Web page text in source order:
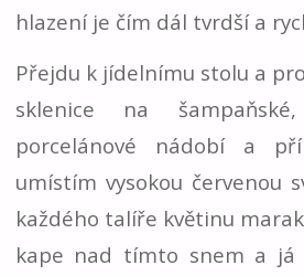
hlazení je čím dál tvrdší a
Přejdu k jídelnímu stolu a
sklenice na
porcelánové nádobí a
umístím vysokou červenou
každého talíře květinu
kape nad tímto snem a